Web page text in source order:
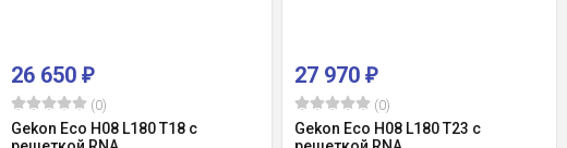
26 650 ₽
(0)
Gekon Eco H08 L180 T18 с
27 970₽
(0)
Gekon Eco H08 L180 T23 с